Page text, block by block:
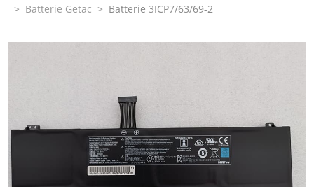
Batterie Getac
Batterie 3ICP7/63/69-2